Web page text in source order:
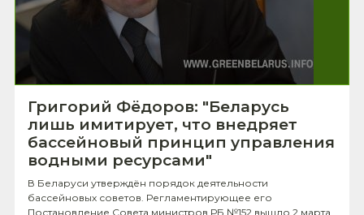
Григорий Фёдоров: "Беларусь
лишь имитирует, что внедряет
бассейновый принцип управления
водными ресурсами"
В Беларуси утверждён порядок деятельности
бассейновых советов. Регламентирующее его
Постановление Совета министров РБ №152 вышло 2 марта